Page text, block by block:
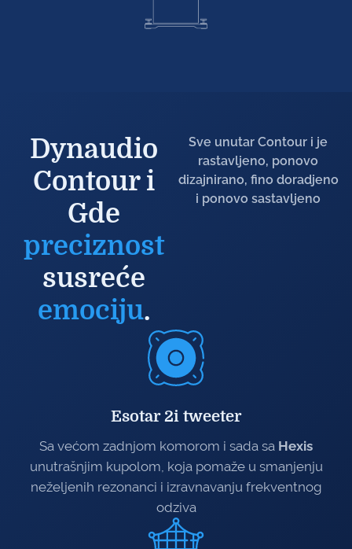
Dynaudio
Contour i
Gde
preciznost
susreće
emociju.
Sve unutar Contour i je
rastavljeno, ponovo
dizajnirano, fino doradjeno
i ponovo sastavljeno
Esotar 2i tweeter
Sa većom zadnjom komorom i sada sa Hexis
unutrašnjim kupolom, koja pomaže u smanjenju
neželjenih rezonanci i izravnavanju frekventnog
odziva